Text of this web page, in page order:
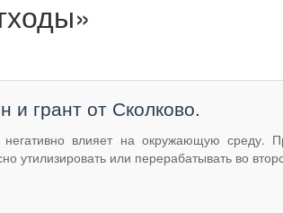
и грант от Сколково.
негативно влияет на окружающую среду.
утилизировать или перерабатывать во